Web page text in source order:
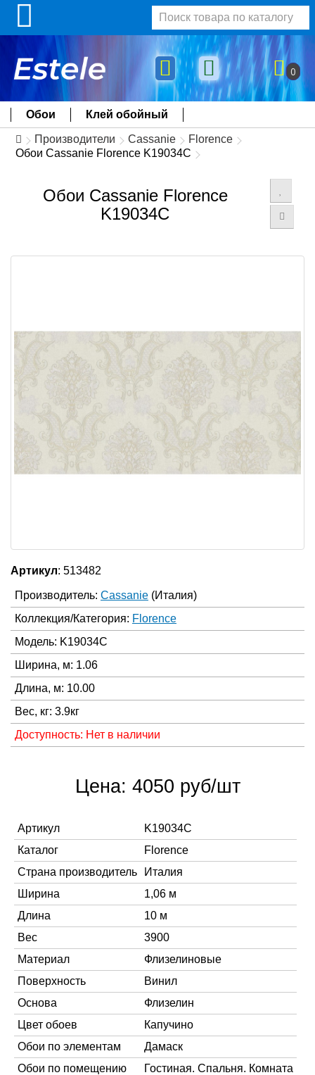
0
Обои Клей обойный
Производители Cassanie
Florence
Обои Cassanie Florence K19034C
Обои Cassanie Florence
K19034C
Артикул: 513482
Производитель: Cassanie (Италия)
Коллекция/Категория: Florence
Модель: K19034C
Ширина, м: 1.06
Длина, м: 10.00
Вес, кг: 3.9кг
Доступность: Нет в наличии
Цена: 4050 руб/шт
Артикул
K19034C
Каталог
Florence
Страна производитель
Италия
Ширина
1,06 м
Длина
10 м
Вес
3900
Материал
Флизелиновые
Поверхность
Винил
Основа
Флизелин
Цвет обоев
Капучино
Обои по элементам
Дамаск
Обои по помещению
Гостиная. Спальня. Комната